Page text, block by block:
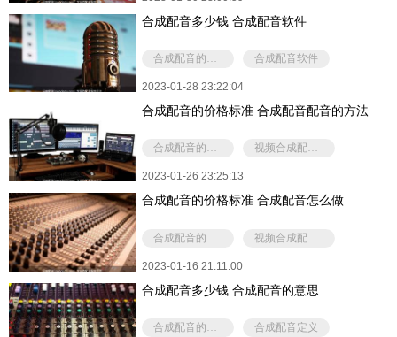
合成配音多少钱 合成配音软件
合成配音的价格 合成配音软件
2023-01-28 23:22:04
合成配音的价格标准 合成配音配音的方法
合成配音的价格 视频合成配音怎么做
2023-01-26 23:25:13
合成配音的价格标准 合成配音怎么做
合成配音的价格 视频合成配音怎么做
2023-01-16 21:11:00
合成配音多少钱 合成配音的意思
合成配音的价格 合成配音定义